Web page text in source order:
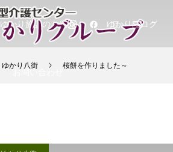
ゆかり施設のご紹介 ゆかりブログ
お問い合わせ
ゆかり八街 桜餅を作りました～